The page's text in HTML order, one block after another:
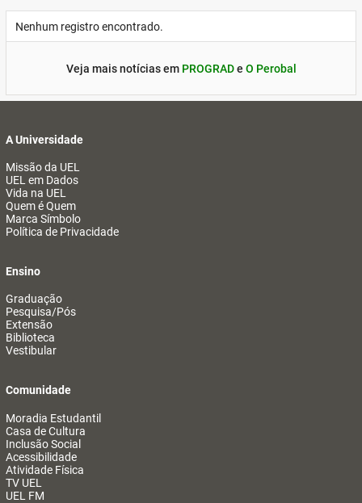
Nenhum registro encontrado.
Veja mais notícias em PROGRADe O Perobal
A Universidade
Missão da UEL
UEL em Dados
Vida na UEL
Quem é Quem
Marca Símbolo
Política de Privacidade
Ensino
Graduação
Pesquisa/Pós
Extensão
Biblioteca
Vestibular
Comunidade
Moradia Estudantil
Casa de Cultura
Inclusão Social
Acessibilidade
Atividade Física
TV UEL
UEL FM